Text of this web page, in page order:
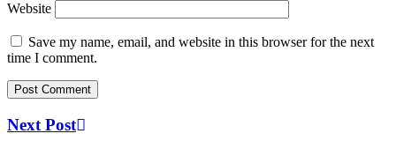
Website
Save my name, email, and website in this browser for the next
time I comment.
Next Post